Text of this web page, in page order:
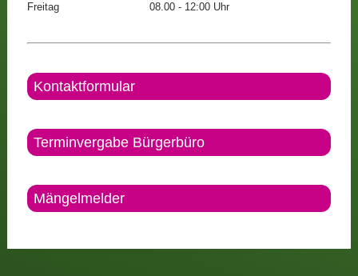
Freitag
08.00 - 12:00 Uhr
Kontaktformular
Terminvergabe Bürgerbüro
Mängelmelder